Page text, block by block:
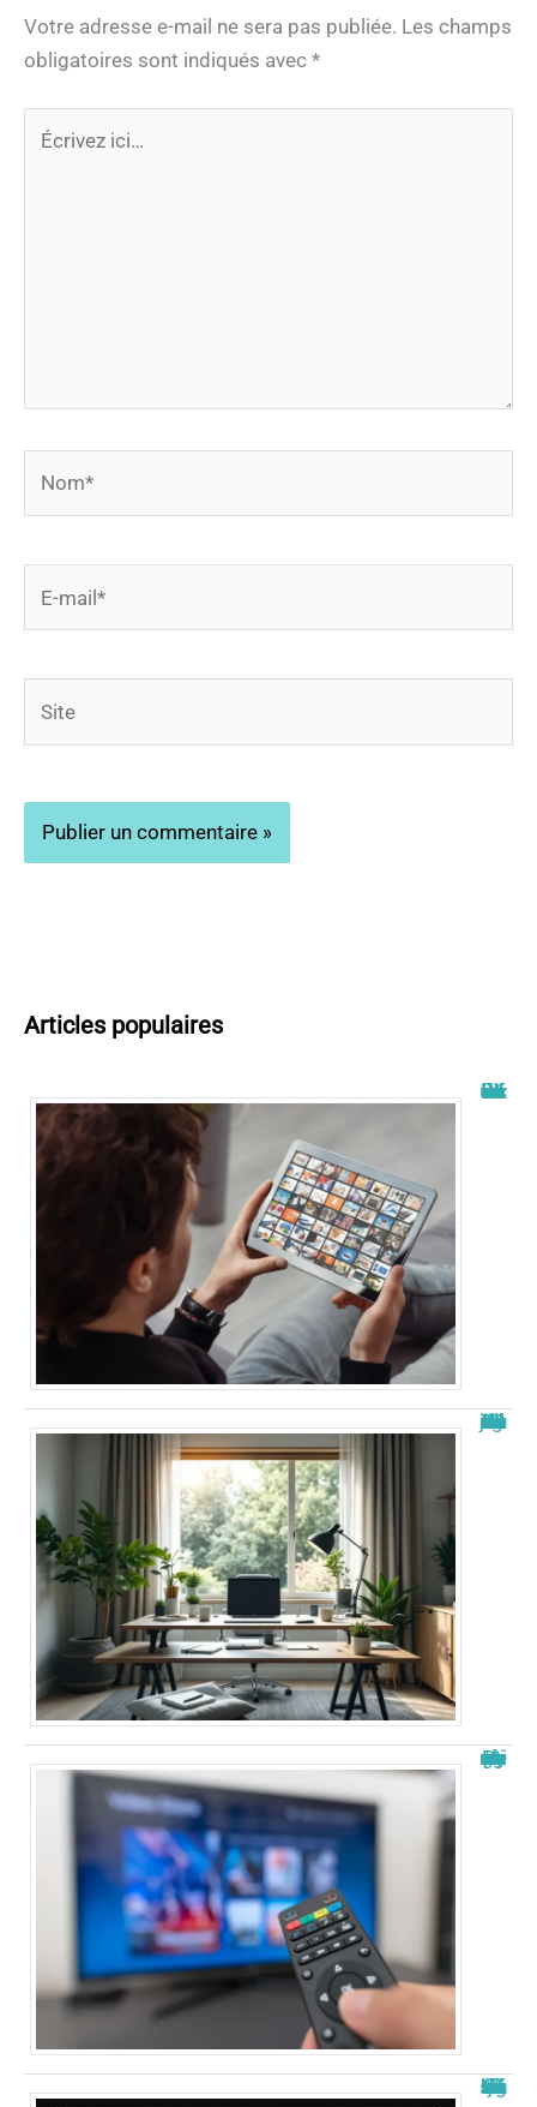
Votre adresse e-mail ne sera pas publiée. Les champs
obligatoires sont indiqués avec *
mail*
Articles populaires
Wiflix nouvelle adresse : découvrez les dernières informations
Nouvelle adresse de zone de téléchargement : Guide 2026 à jour
Papystreaming nouveau nom : tout savoir sur le changement
La signification de “j’ai demandé à la lune” d’indochine